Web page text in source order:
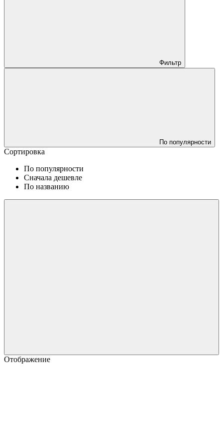
Фильтр
По популярности
Сортировка
По популярности
Сначала дешевле
По названию
Отображение